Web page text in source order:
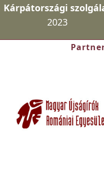
Kárpátországi
2023